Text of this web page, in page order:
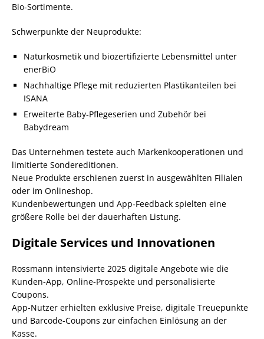
Bio‑Sortimente.
Schwerpunkte der Neuprodukte:
Naturkosmetik und biozertifizierte Lebensmittel unter
enerBiO
Nachhaltige Pflege mit reduzierten Plastikanteilen bei
ISANA
Erweiterte Baby‑Pflegeserien und Zubehör bei
Babydream
Das Unternehmen testete auch Markenkooperationen und
limitierte Sondereditionen.
Neue Produkte erschienen zuerst in ausgewählten Filialen
oder im Onlineshop.
Kundenbewertungen und App‑Feedback spielten eine
größere Rolle bei der dauerhaften Listung.
Digitale Services und Innovationen
Rossmann intensivierte 2025 digitale Angebote wie die
Kunden‑App, Online‑Prospekte und personalisierte
Coupons.
App‑Nutzer erhielten exklusive Preise, digitale Treuepunkte
und Barcode‑Coupons zur einfachen Einlösung an der
Kasse.